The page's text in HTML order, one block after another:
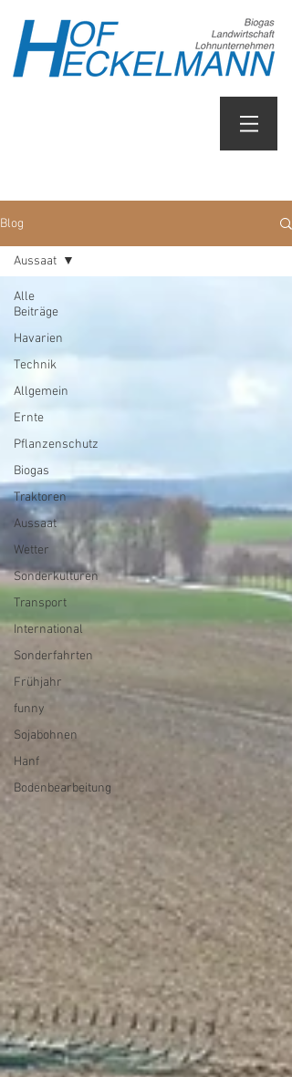
Blog
Alle
Beiträge
Havarien
Technik
Allgemein
Ernte
Pflanzenschutz
Biogas
Traktoren
Aussaat
Wetter
Sonderkulturen
Transport
International
Sonderfahrten
Frühjahr
funny
Sojabohnen
Hanf
Bodenbearbeitung
Aussaat